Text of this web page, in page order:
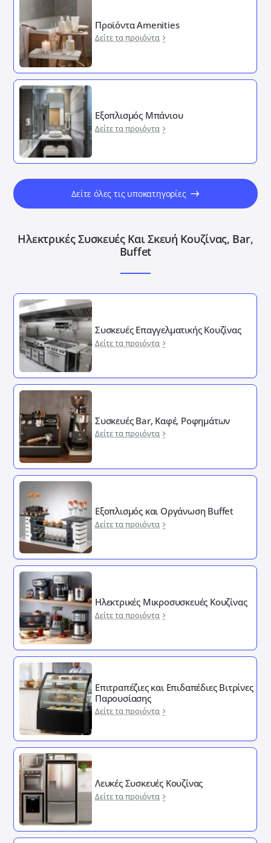
Προϊόντα Amenities
Δείτε τα προιόντα
Εξοπλισμός Μπάνιου
Δείτε τα προιόντα
Δείτε όλες τις υποκατηγορίες
Ηλεκτρικές Συσκευές Και Σκευή Κουζίνας, Bar,
Buffet
Συσκευές Επαγγελματικής Κουζίνας
Δείτε τα προιόντα
Συσκευές Bar, Καφέ, Ροφημάτων
Δείτε τα προιόντα
Εξοπλισμός και Οργάνωση Buffet
Δείτε τα προιόντα
Ηλεκτρικές Μικροσυσκευές Κουζίνας
Δείτε τα προιόντα
Επιτραπέζιες και Επιδαπέδιες Βιτρίνες
Παρουσίασης
Δείτε τα προιόντα
Λευκές Συσκευές Κουζίνας
Δείτε τα προιόντα